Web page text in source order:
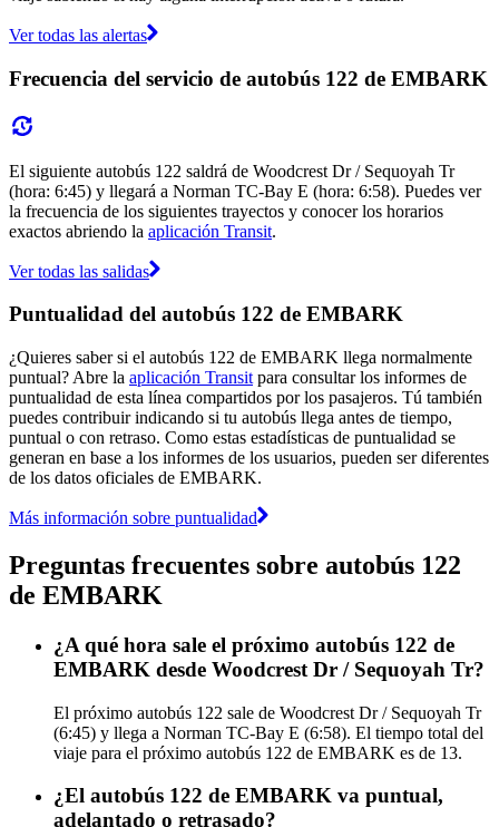
Ver todas las alertas
Frecuencia del servicio de autobús 122 de EMBARK
El siguiente autobús 122 saldrá de Woodcrest Dr / Sequoyah Tr
(hora: 6:45) y llegará a Norman TC-Bay E (hora: 6:58). Puedes ver
la frecuencia de los siguientes trayectos y conocer los horarios
exactos abriendo la aplicación Transit.
Ver todas las salidas
Puntualidad del autobús 122 de EMBARK
¿Quieres saber si el autobús 122 de EMBARK llega normalmente
puntual? Abre la aplicación Transit para consultar los informes de
puntualidad de esta línea compartidos por los pasajeros. Tú también
puedes contribuir indicando si tu autobús llega antes de tiempo,
puntual o con retraso. Como estas estadísticas de puntualidad se
generan en base a los informes de los usuarios, pueden ser diferentes
de los datos oficiales de EMBARK.
Más información sobre puntualidad
Preguntas frecuentes sobre autobús 122
de EMBARK
¿A qué hora sale el próximo autobús 122 de
EMBARK desde Woodcrest Dr / Sequoyah Tr?
El próximo autobús 122 sale de Woodcrest Dr / Sequoyah Tr
(6:45) y llega a Norman TC-Bay E (6:58). El tiempo total del
viaje para el próximo autobús 122 de EMBARK es de 13.
¿El autobús 122 de EMBARK va puntual,
adelantado o retrasado?